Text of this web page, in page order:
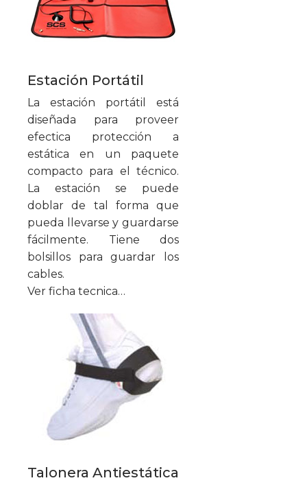
Estación Portátil
La estación portátil está
diseñada para proveer
efectica protección a
estática en un paquete
compacto para el técnico.
La estación se puede
doblar de tal forma que
pueda llevarse y guardarse
fácilmente. Tiene dos
bolsillos para guardar los
cables.
Ver ficha tecnica…
Talonera Antiestática